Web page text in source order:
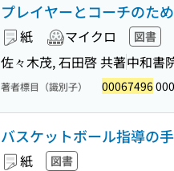
プレイヤーとコーチのた
紙 マイクロ 図書
佐々木茂, 石田啓 共著中和書
著者標目（識別子） 00067496
バスケットボール指導の
紙 図書